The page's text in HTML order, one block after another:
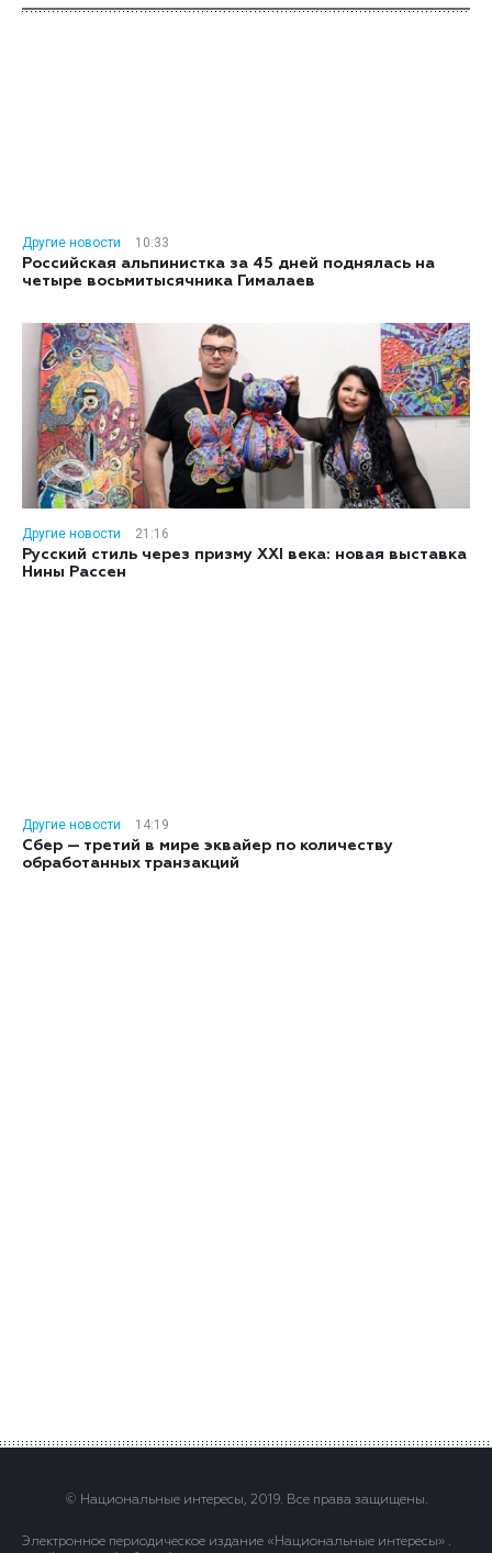
Другие новости
10:33
Российская альпинистка за 45 дней поднялась на
четыре восьмитысячника Гималаев
Другие новости
21:16
Русский стиль через призму XXI века: новая выставка
Нины Рассен
Другие новости
14:19
Сбер — третий в мире эквайер по количеству
обработанных транзакций
© Национальные интересы, 2019. Все права защищены.
Электронное периодическое издание «Национальные интересы» .